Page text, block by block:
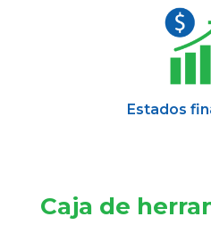
Estados
Caja de